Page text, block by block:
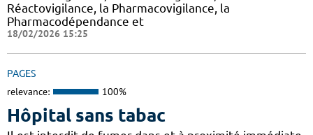
Réactovigilance, la Pharmacovigilance, la
Pharmacodépendance et
18/02/2026 15:25
PAGES
relevance: 100%
Hôpital sans tabac